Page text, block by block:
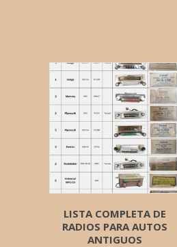
LISTA COMPLETA DE
RADIOS PARA AUTOS
ANTIGUOS